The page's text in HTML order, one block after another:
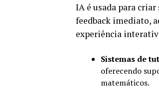
IA é usada para
feedback imediato,
experiência
Sistemas de
oferecendo
matemáticos.